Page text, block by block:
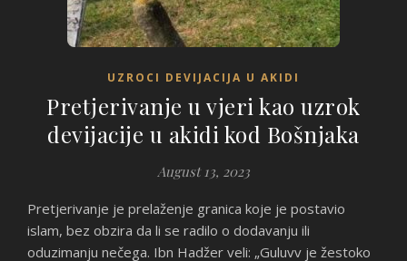
UZROCI DEVIJACIJA U AKIDI
Pretjerivanje u vjeri kao uzrok
devijacije u akidi kod Bošnjaka
August 13, 2023
Pretjerivanje je prelaženje granica koje je postavio
islam, bez obzira da li se radilo o dodavanju ili
oduzimanju nečega. Ibn Hadžer veli: „Guluvv je žestoko